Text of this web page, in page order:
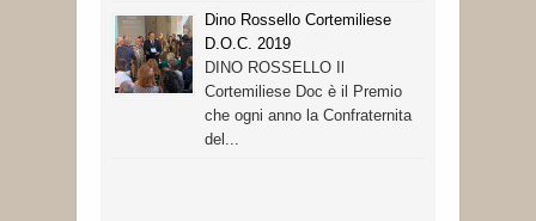
Dino Rossello Cortemiliese
D.O.C. 2019
DINO ROSSELLO Il
Cortemiliese Doc è il Premio
che ogni anno la Confraternita
del...